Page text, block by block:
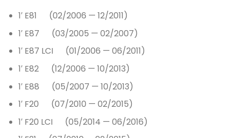
1′ E81 (02/2006 — 12/2011)
1′ E87 (03/2005 — 02/2007)
1′ E87 LCI (01/2006 — 06/2011)
1′ E82 (12/2006 — 10/2013)
1′ E88 (05/2007 — 10/2013)
1′ F20 (07/2010 — 02/2015)
1′ F20 LCI (05/2014 — 06/2016)